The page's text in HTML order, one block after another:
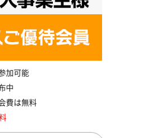
加可能
中
費は無料